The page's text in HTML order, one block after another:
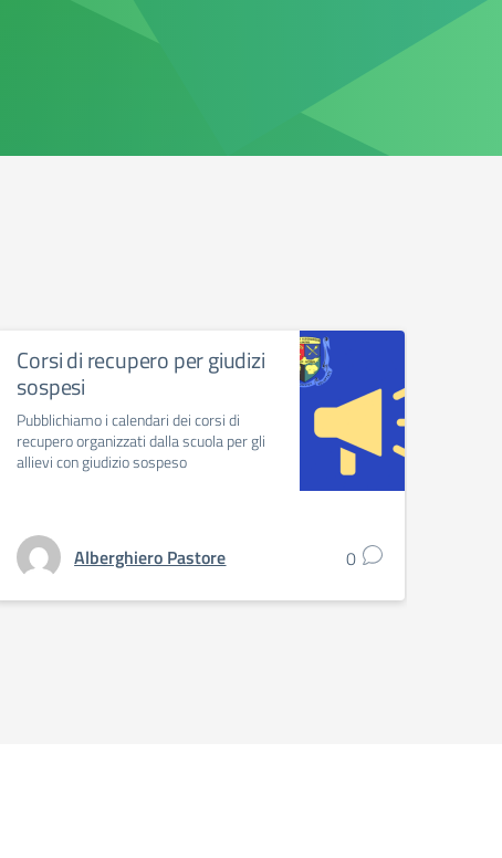
Corsi di recupero per giudizi
sospesi
Pubblichiamo i calendari dei corsi di
recupero organizzati dalla scuola per gli
allievi con giudizio sospeso
Alberghiero Pastore 0